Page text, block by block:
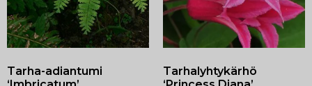
Tarha-adiantumi
Tarhalyhtykärhö